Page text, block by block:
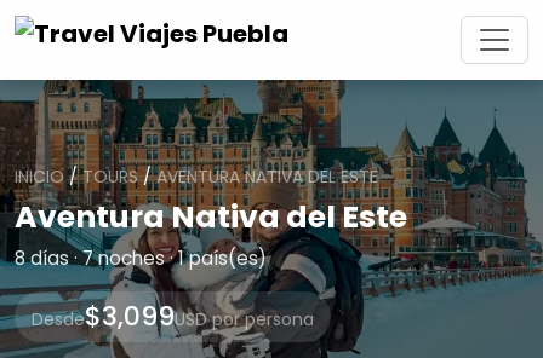
INICIO /TOURS/AVENTURA NATIVA DEL ESTE
Aventura Nativa del Este
8 días · 7 noches · 1 país(es)
Desde$3,099USD por persona